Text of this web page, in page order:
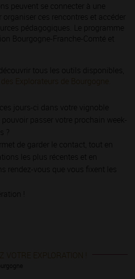
jours-ci dans votre vignoble
pouvoir passer votre prochain week-
?
de garder le contact, tout en
les plus récentes et en
rendez-vous que vous fixent les
!
VOTRE EXPLORATION !
peuvent se connecter à une
organiser ces rencontres et accéder
pédagogiques. Le programme
Bourgogne-Franche-Comté et
tous les outils disponibles,
Explorateurs de Bourgogne.